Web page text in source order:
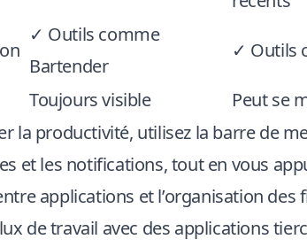
✓ Outils comme
Bartender
✓ Outils
Toujours visible
Peut se
la productivité, utilisez la barre de
et les notifications, tout en vous
applications et l’organisation des
de travail avec des applications